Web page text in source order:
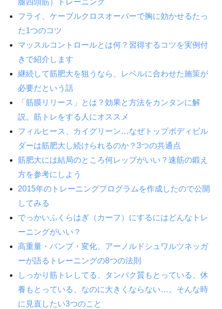
フライ、ケーブルクロスオーバーで胸に効かせるたっ
た1つのコツ
マッスルコントロールとは何？習得するコツを実例付
きで紹介します
継続して筋肥大を狙うなら、レベルに合わせた施策が
必要だという話
「筋膜リリース」とは？効果と方法をカンタンに解
説。筋トレをする人にオススメ
フィルヒース、カイグリーン…なぜトップボディビル
ダーは筋肥大し続けられるのか？3つの共通点
筋肥大には結局のところ何レップがいい？速筋の鍛え
方を参考にしよう
2015年のトレーニングプログラムを作成したので公開
してみる
でっかいふくらはぎ（カーフ）にするにはどんなトレ
ーニングがいい？
高重量・パンプ・変化、アーノルドシュワルツネッガ
ーが語るトレーニングの8つの法則
しっかり筋トレしてる、タンパク質もとっている、休
養もとっている、なのに大きくならない…。そんな時
に見直したい3つのこと